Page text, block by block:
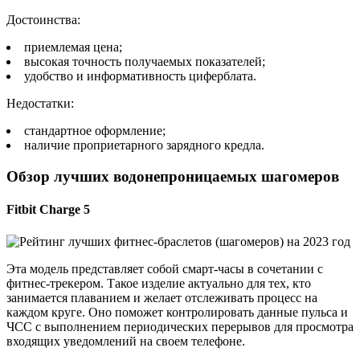
Достоинства:
приемлемая цена;
высокая точность получаемых показателей;
удобство и информативность циферблата.
Недостатки:
стандартное оформление;
наличие проприетарного зарядного кредла.
Обзор лучших водонепроницаемых шагомеров
Fitbit Charge 5
Эта модель представляет собой смарт-часы в сочетании с
фитнес-трекером. Такое изделие актуально для тех, кто
занимается плаванием и желает отслеживать процесс на
каждом круге. Оно поможет контролировать данные пульса и
ЧСС с выполнением периодических перерывов для просмотра
входящих уведомлений на своем телефоне.